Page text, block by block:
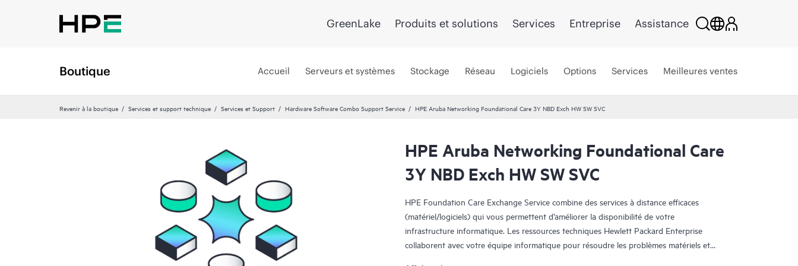
GreenLake Produits et solutions Services Entreprise Assistance
Boutique Accueil Serveurs et systèmes Stockage Réseau Logiciels Options Services Meilleures ventes
Revenir à la boutique Services et support technique Services et Support Hardware Software Combo Support Service HPE Aruba Networking Foundational Care 3Y NBD Exch HW SW SVC
HPE Aruba Networking Foundational Care
3Y NBD Exch HW SW SVC
HPE Foundation Care Exchange Service combine des services à distance efficaces
(matériel/logiciels) qui vous permettent d’améliorer la disponibilité de votre
infrastructure informatique. Les ressources techniques Hewlett Packard Enterprise
collaborent avec votre équipe informatique pour résoudre les problèmes matériels et